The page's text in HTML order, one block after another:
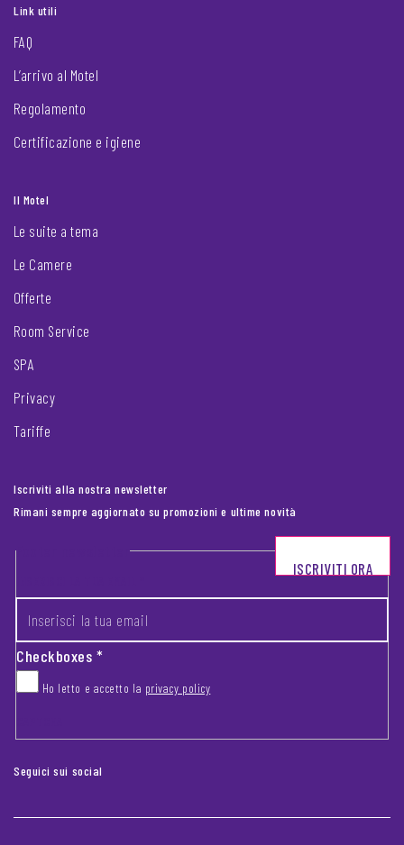
Link utili
FAQ
L’arrivo al Motel
Regolamento
Certificazione e igiene
Il Motel
Le suite a tema
Le Camere
Offerte
Room Service
SPA
Privacy
Tariffe
Iscriviti alla nostra newsletter
Rimani sempre aggiornato su promozioni e ultime novità
Footer newsletter
Checkboxes*
Ho letto e accetto la privacy policy
ISCRIVITI ORA
Seguici sui social